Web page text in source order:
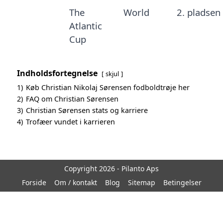
The
Atlantic
Cup
World 2. pladsen
Indholdsfortegnelse skjul
1) Køb Christian Nikolaj Sørensen fodboldtrøje her
2) FAQ om Christian Sørensen
3) Christian Sørensen stats og karriere
4) Trofæer vundet i karrieren
Copyright 2026 - Pilanto Aps
Forside
Om / kontakt Blog Sitemap Betingelser